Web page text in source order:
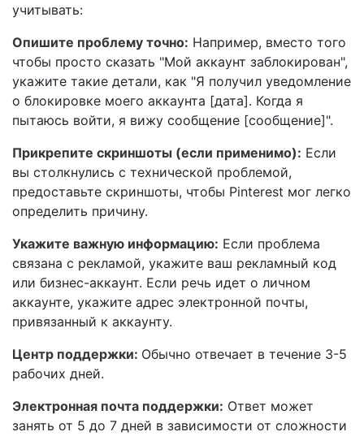
учитывать:
Опишите проблему точно: Например, вместо того
чтобы просто сказать "Мой аккаунт заблокирован",
укажите такие детали, как "Я получил уведомление
о блокировке моего аккаунта [дата]. Когда я
пытаюсь войти, я вижу сообщение [сообщение]".
Прикрепите скриншоты (если применимо): Если
вы столкнулись с технической проблемой,
предоставьте скриншоты, чтобы Pinterest мог легко
определить причину.
Укажите важную информацию: Если проблема
связана с рекламой, укажите ваш рекламный код
или бизнес-аккаунт. Если речь идет о личном
аккаунте, укажите адрес электронной почты,
привязанный к аккаунту.
Центр поддержки: Обычно отвечает в течение 3-5
рабочих дней.
Электронная почта поддержки: Ответ может
занять от 5 до 7 дней в зависимости от сложности